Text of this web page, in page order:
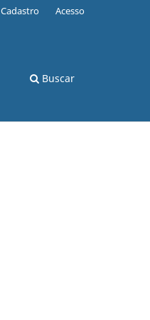
Buscar
Cadastro Acesso